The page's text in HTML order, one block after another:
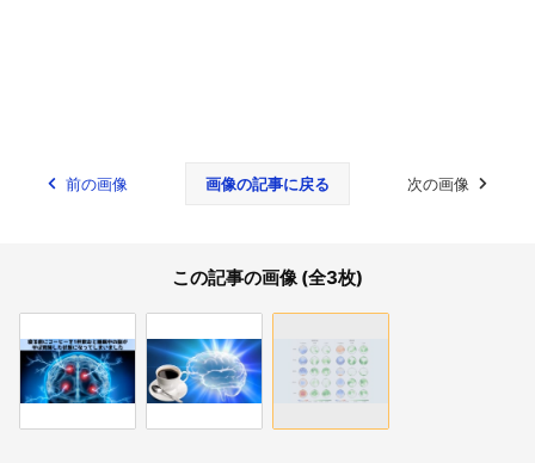
前の画像 画像の記事に戻る 次の画像
この記事の画像 (全3枚)